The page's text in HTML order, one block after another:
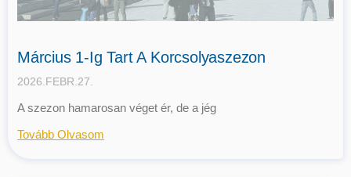
Március 1-Ig Tart A Korcsolyaszezon
2026.FEBR.27.
A szezon hamarosan véget ér, de a jég
Tovább Olvasom